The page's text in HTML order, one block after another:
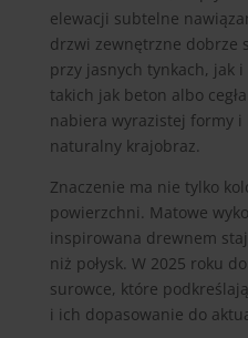
elewacji subtelne
drzwi zewnętrzne dobrze
przy jasnych tynkach, jak
takich jak beton albo
nabiera wyrazistej formy
naturalny krajobraz.
Znaczenie ma nie tylko
powierzchni. Matowe
inspirowana drewnem
niż połysk. W 2025 roku
surowce, które
i ich dopasowanie do